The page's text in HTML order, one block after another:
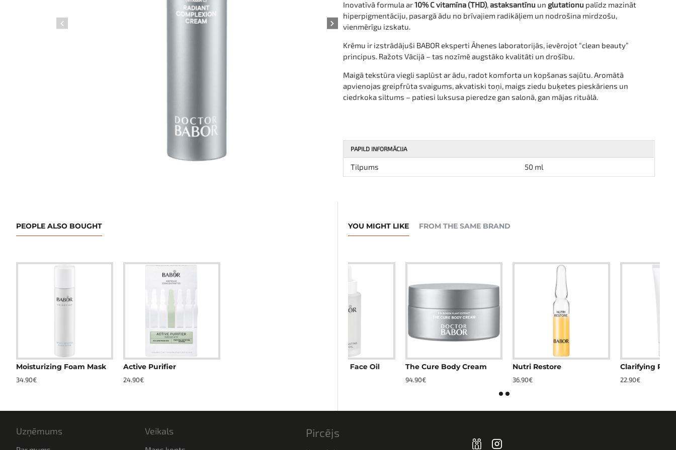
Inovatīvā formula ar10% C vitamīna (THD),astaksantīnu un glutationu palīdz mazināt
hiperpigmentāciju, pasargā ādu no brīvajiem radikāļiem un nodrošina mirdzošu,
vienmērīgu izskatu.
Krēmu ir izstrādājuši BABOR eksperti Āhenes laboratorijās, ievērojot “clean beauty”
principus. Ražots Vācijā – tas nozīmē augstāko kvalitāti un drošību.
Maigā tekstūra viegli saplūst ar ādu, radot komforta un kopšanas sajūtu. Aromātā
apvienojas greipfrūta svaigums, akvatiski toņi, maigs ziedu buķetes pieskāriens un
ciedrkoka siltums – patiesi luksusa pieredze gan salonā, gan mājas rituālā.
PAPILD INFORMĀCIJA
Tilpums 50 ml
PEOPLE ALSO BOUGHT
Moisturizing Foam Mask
34.90€
Active Purifier
24.90€
YOU MIGHT LIKE FROM THE SAME BRAND
Hydro Filler Serum
79.90€ 84.90€
The Cure Body Cream Nutri Restore Clarifying Peeling Cream
Uzņēmums Veikals Pircējs